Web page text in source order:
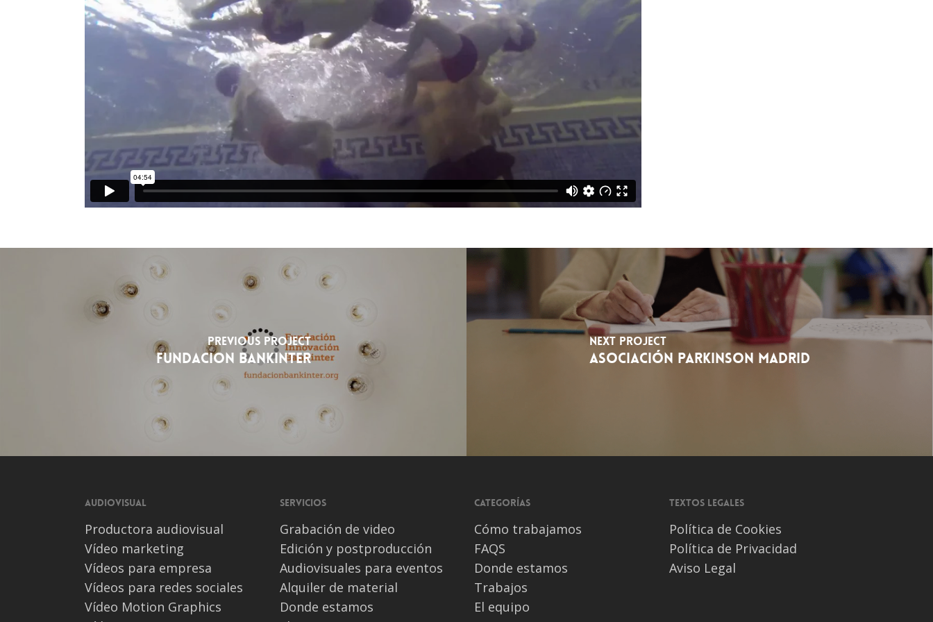
Previous Project
FUNDACION BANKINTER
Next Project
ASOCIACIÓN PARKINSON MADRID
Audiovisual
Productora audiovisual
Vídeo marketing
Vídeos para empresa
Vídeos para redes sociales
Vídeo Motion Graphics
Servicios
Grabación de video
Edición y postproducción
Audiovisuales para eventos
Alquiler de material
Donde estamos
Categorías
Cómo trabajamos
FAQS
Donde estamos
Trabajos
El equipo
Textos legales
Política de Cookies
Política de Privacidad
Aviso Legal